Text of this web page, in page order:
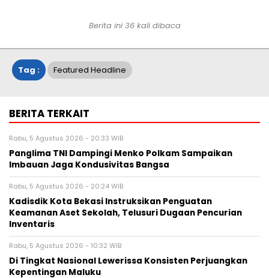
Berita ini 36 kali dibaca
Tag : Featured Headline
BERITA TERKAIT
Rabu, 5 Agustus 2026 - 20:33 WIB
Panglima TNI Dampingi Menko Polkam Sampaikan
Imbauan Jaga Kondusivitas Bangsa
Rabu, 5 Agustus 2026 - 20:24 WIB
Kadisdik Kota Bekasi Instruksikan Penguatan
Keamanan Aset Sekolah, Telusuri Dugaan Pencurian
Inventaris
Rabu, 5 Agustus 2026 - 10:32 WIB
Di Tingkat Nasional Lewerissa Konsisten Perjuangkan
Kepentingan Maluku